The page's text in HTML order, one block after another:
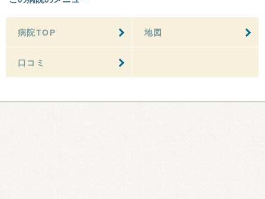
病院TOP 地図
口コミ